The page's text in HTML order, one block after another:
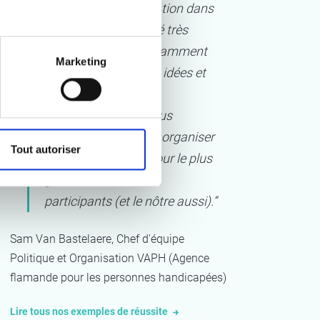
Marketing
Tout autoriser
ainsi que leur implication dans
la préparation ont été très
appréciées. C’est notamment
grâce à leurs bonnes idées et
surtout à l’excellente
collaboration que nous
sommes parvenus à organiser
un congrès réussi, pour le plus
participants (et le nôtre aussi).”
Sam Van Bastelaere, Chef d'équipe
Politique et Organisation VAPH (Agence
flamande pour les personnes handicapées)
Lire tous nos exemples de réussite